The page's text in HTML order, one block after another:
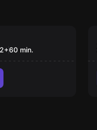
en el
+60 min.